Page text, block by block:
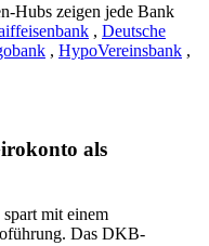
Hubs zeigen jede Bank
, Deutsche
, HypoVereinsbank ,
als
mit einem
Das DKB-